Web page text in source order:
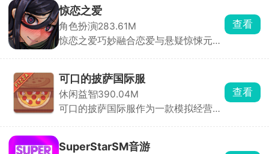
法与专属内容，为玩家准备了数十款风
格经典摩托车型，从轻便越野款到强劲
竞速款一应俱全，涵盖城市街道、山地
坡道、野外赛道等多元环境，让玩家可
趣。
惊恋之爱
角色扮演283.61M
惊恋之爱巧妙融合恋爱与悬疑惊悚元
变。游戏里，通过选择与对话推动剧情
发展，每一次抉择都影响角色关系与结
局走向，故事充满不确定性，每个决定
都会引发连锁反应。游戏中的角色都藏
查看
可口的披萨国际服
休闲益智390.04M
可口的披萨国际服作为一款模拟经营兼
故事。可口的披萨国际服主要采用点击
查看
SuperStarSM音游